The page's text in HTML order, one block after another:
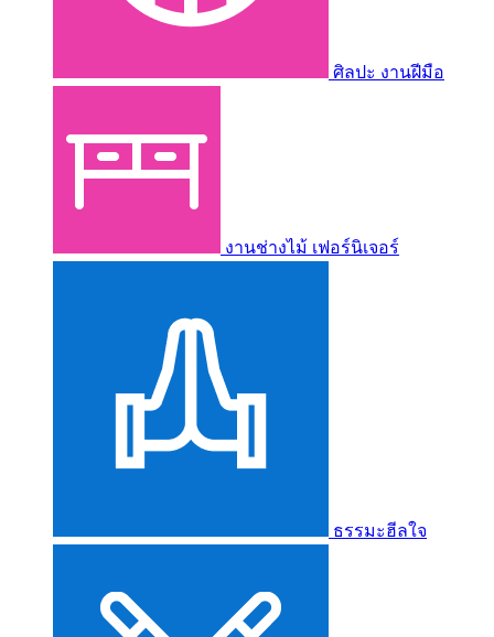
ศิลปะ งานฝีมือ
งานช่างไม้ เฟอร์นิเจอร์
ธรรมะฮีลใจ